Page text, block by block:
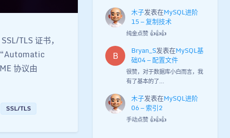
木子发表在MySQL进阶
15 — 复制技术
纯金点赞 👍👍👍
B Bryan_S发表在MySQL基
础04 — 配置文件
很赞，对于数据库小白而言，我
有了基本的了…
木子发表在MySQL进阶
06 — 索引2
手动点赞 👍👍👍
TLS 证书，
“Automatic
协议由
SSL/TLS